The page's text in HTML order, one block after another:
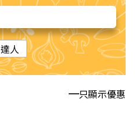
達人
只顯示優惠